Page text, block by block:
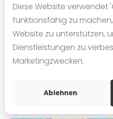
Diese Website verwendet
funktionsfähig zu
Website zu unterstützen,
Dienstleistungen zu
Marketingzwecken.
Ablehnen
Die Geschichte von Padel
Regeln und Punktzählung
Padel Schläge
Video
Padel Passion
Leibnizstraße 9A
24568Kaltenkirchen
Routebeschrijving